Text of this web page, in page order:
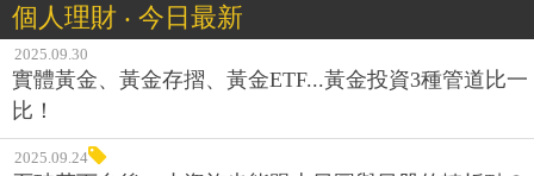
個人理財 ‧ 今日最新
2025.09.30
實體黃金、黃金存摺、黃金ETF...黃金投資3種管道比一
比！
2025.09.24